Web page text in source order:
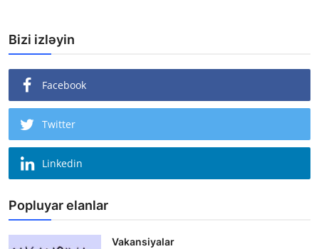
Bizi izləyin
Facebook
Twitter
Linkedin
Popluyar elanlar
Vakansiyalar